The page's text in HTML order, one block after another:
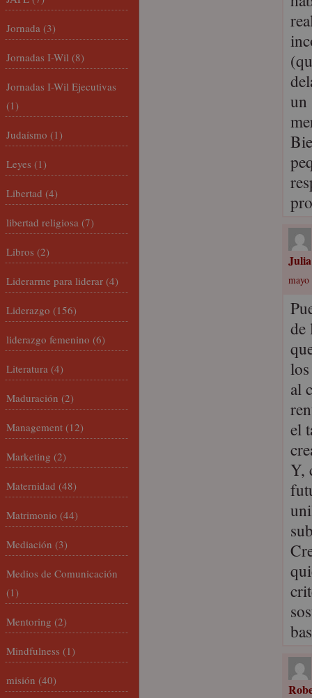
un
Julia
mayo
de
al
el
Y,
Jornada (3)
Jornadas I-Wil (8)
Jornadas I-Wil Ejecutivas
(1)
Judaísmo (1)
Leyes (1)
Libertad (4)
libertad religiosa (7)
Libros (2)
Liderarme para liderar (4)
Liderazgo (156)
liderazgo femenino (6)
Literatura (4)
Maduración (2)
Management (12)
Marketing (2)
Maternidad (48)
Matrimonio (44)
Mediación (3)
Medios de Comunicación
(1)
Mentoring (2)
Mindfulness (1)
misión (40)